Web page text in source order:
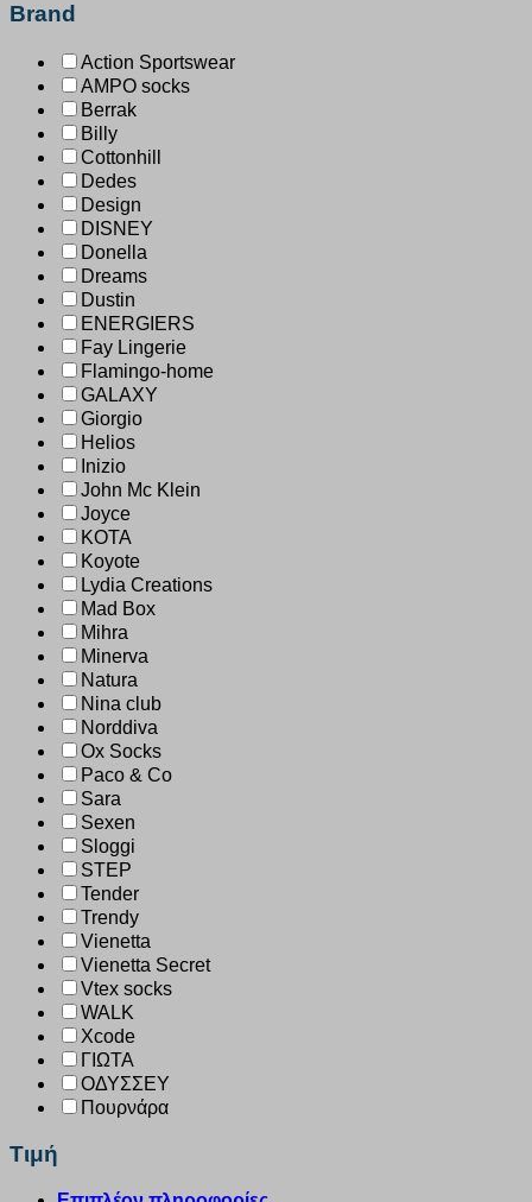
Brand
Action Sportswear
AMPO socks
Berrak
Billy
Cottonhill
Dedes
Design
DISNEY
Donella
Dreams
Dustin
ENERGIERS
Fay Lingerie
Flamingo-home
GALAXY
Giorgio
Helios
Inizio
John Mc Klein
Joyce
KOTA
Koyote
Lydia Creations
Mad Box
Mihra
Minerva
Natura
Nina club
Norddiva
Ox Socks
Paco & Co
Sara
Sexen
Sloggi
STEP
Tender
Trendy
Vienetta
Vienetta Secret
Vtex socks
WALK
Xcode
ΓΙΩΤΑ
ΟΔΥΣΣΕΥ
Πουρνάρα
Τιμή